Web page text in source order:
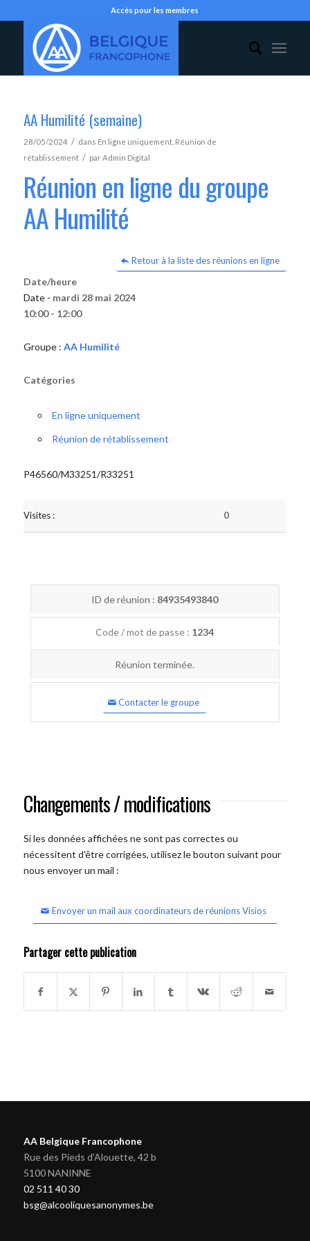
Accès pour les membres
AA Humilité (semaine)
28/05/2024 / dans En ligne uniquement, Réunion de
rétablissement / parAdmin Digital
Réunion en ligne du groupe
AA Humilité
Retour à la liste des réunions en ligne
Date/heure
Date - mardi 28 mai 2024
10:00 - 12:00
Groupe : AA Humilité
Catégories
En ligne uniquement
Réunion de rétablissement
P46560/M33251/R33251
Visites : 0
ID de réunion : 84935493840
Code / mot de passe : 1234
Réunion terminée.
Contacter le groupe
Changements / modifications
Si les données affichées ne sont pas correctes ou
nécessitent d'être corrigées, utilisez le bouton suivant pour
nous envoyer un mail :
Envoyer un mail aux coordinateurs de réunions Visios
Partager cette publication
AA Belgique Francophone
Rue des Pieds d'Alouette, 42 b
5100 NANINNE
02 511 40 30
bsg@alcooliquesanonymes.be